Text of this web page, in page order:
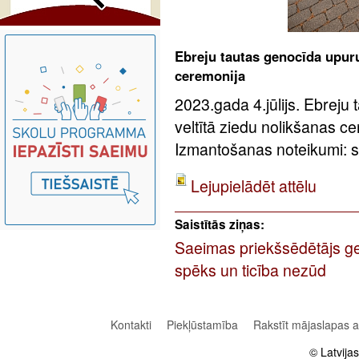
Ebreju tautas genocīda
ceremonija
2023.gada 4.jūlijs. Ebreju
veltītā ziedu nolikšanas
Izmantošanas noteikumi:
Lejupielādēt attēlu
Saistītās ziņas:
Saeimas priekšsēdētājs
spēks un ticība nezūd
Kontakti Piekļūstamība
Rakstīt mājaslapas
©